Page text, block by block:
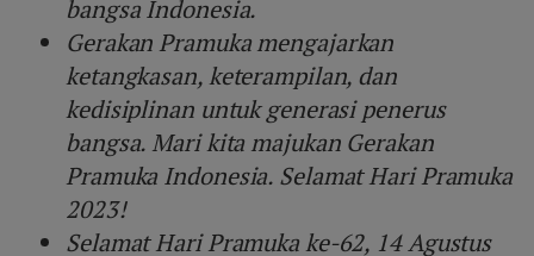
bangsa Indonesia.
Gerakan Pramuka mengajarkan
ketangkasan, keterampilan, dan
kedisiplinan untuk generasi penerus
bangsa. Mari kita majukan Gerakan
Pramuka Indonesia. Selamat Hari Pramuka
2023!
Selamat Hari Pramuka ke-62, 14 Agustus